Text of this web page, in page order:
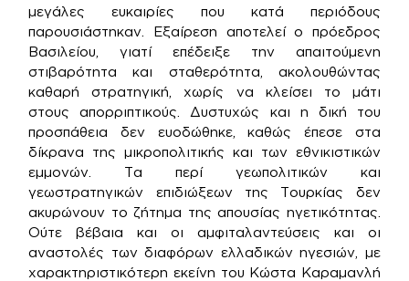
μεγάλες ευκαιρίες που κατά περιόδους
παρουσιάστηκαν. Εξαίρεση αποτελεί ο πρόεδρος
Βασιλείου, γιατί επέδειξε την απαιτούμενη
στιβαρότητα και σταθερότητα, ακολουθώντας
καθαρή στρατηγική, χωρίς να κλείσει το μάτι
στους απορριπτικούς. Δυστυχώς και η δική του
προσπάθεια δεν ευοδώθηκε, καθώς έπεσε στα
δίκρανα της μικροπολιτικής και των εθνικιστικών
εμμονών. Τα περί γεωπολιτικών και
γεωστρατηγικών επιδιώξεων της Τουρκίας δεν
ακυρώνουν το ζήτημα της απουσίας ηγετικότητας.
Ούτε βέβαια και οι αμφιταλαντεύσεις και οι
αναστολές των διαφόρων ελλαδικών ηγεσιών, με
χαρακτηριστικότερη εκείνη του Κώστα Καραμανλή